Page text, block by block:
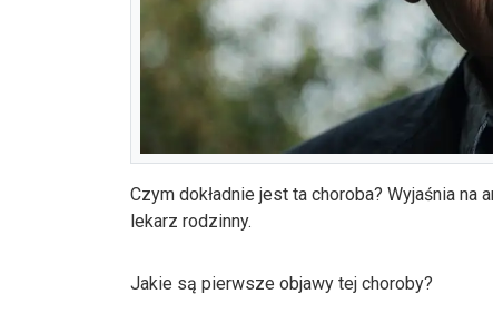
Czym dokładnie jest ta choroba? Wyjaśnia
lekarz rodzinny.
Jakie są pierwsze objawy tej choroby?